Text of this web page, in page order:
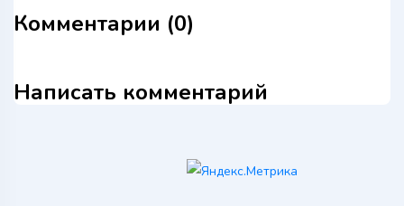
Комментарии (0)
Написать комментарий